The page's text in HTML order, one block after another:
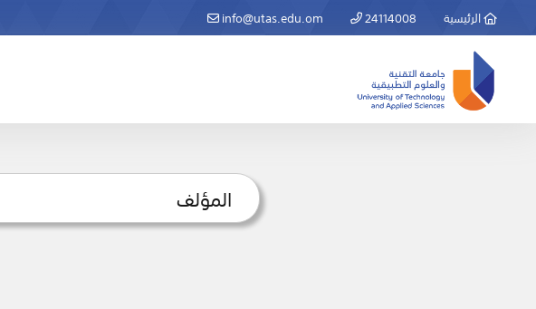
الرئيسية 24114008
info@utas.edu.om